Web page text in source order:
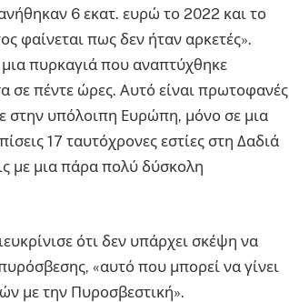
6 εκατ. ευρώ το 2022 και το
φαίνεται πως δεν ήταν αρκετές».
πυρκαγιά που αναπτύχθηκε
σε πέντε ώρες. Αυτό είναι πρωτοφανές
στην υπόλοιπη Ευρώπη, μόνο σε μια
17 ταυτόχρονες εστίες στη Δαδιά
με μια πάρα πολύ δύσκολη
ότι δεν υπάρχει σκέψη να
«αυτό που μπορεί να γίνει
με την Πυροσβεστική».